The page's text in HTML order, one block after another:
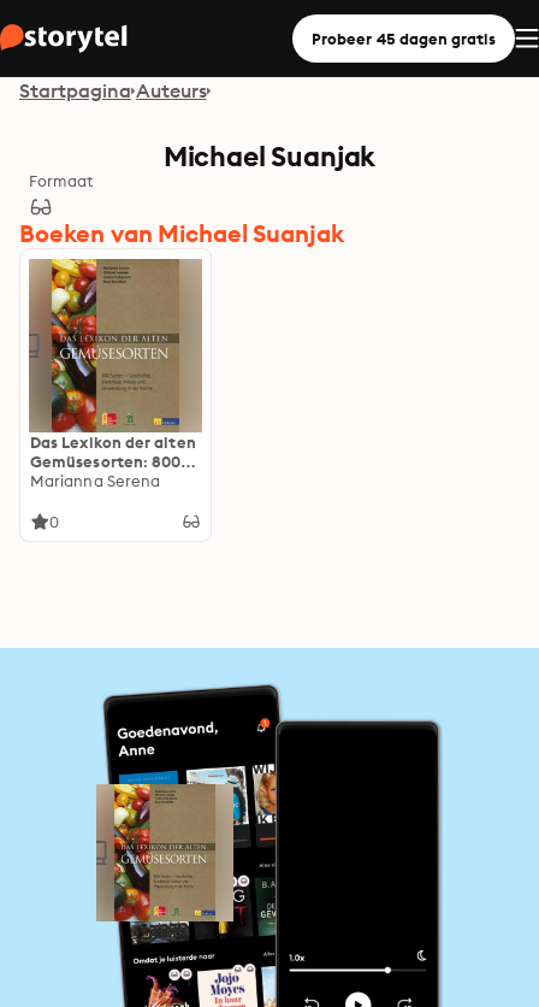
Probeer 45 dagen gratis
Startpagina Auteurs
Michael Suanjak
Formaat
Boeken van Michael Suanjak
Das Lexikon der alten
Gemüsesorten: 800
Sorten - Geschichte,
Verwendung in der
Marianna Serena
0